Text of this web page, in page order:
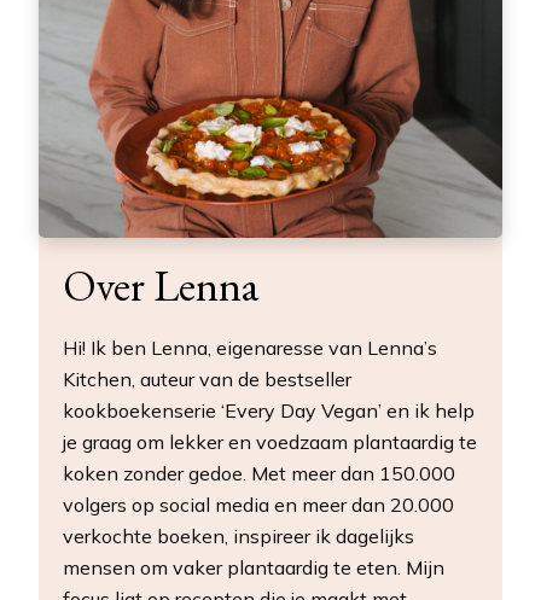
Over Lenna
Hi! Ik ben Lenna, eigenaresse van Lenna’s
Kitchen, auteur van de bestseller
kookboekenserie ‘Every Day Vegan’ en ik help
je graag om lekker en voedzaam plantaardig te
koken zonder gedoe. Met meer dan 150.000
volgers op social media en meer dan 20.000
verkochte boeken, inspireer ik dagelijks
mensen om vaker plantaardig te eten. Mijn